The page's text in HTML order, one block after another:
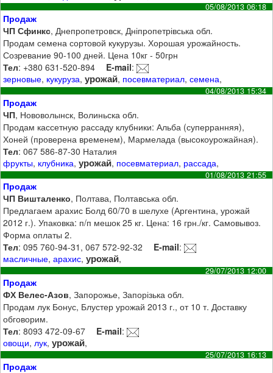
05/08/2013 06:18
Продаж
ЧП Сфинкс, Днепропетровск, Дніпропетрівська обл.
Продам семена сортовой кукурузы. Хорошая урожайность.
Созревание 90-100 дней. Цена 10кг - 50грн
Тел: +380 631-520-894 E-mail:
зерновые, кукуруза,урожай, посевматериал,семена,
04/08/2013 15:34
Продаж
ЧП, Нововолынск, Волиньска обл.
Продам кассетную рассаду клубники: Альба (суперранняя),
Хоней (проверена временем), Мармелада (высокоурожайная).
Тел: 067 586-87-30 Наталия
фрукты, клубника,урожай, посевматериал, рассада,
01/08/2013 21:55
Продаж
ЧП Вишталенко, Полтава, Полтавська обл.
Предлагаем арахис Болд 60/70 в шелухе (Аргентина, урожай
2012 г.). Упаковка: п/п мешок 25 кг. Цена: 16 грн./кг. Самовывоз.
Форма оплаты 2.
Тел: 095 760-94-31, 067 572-92-32 E-mail:
масличные,арахис,урожай,
29/07/2013 12:00
Продаж
ФХ Велес-Азов, Запорожье, Запорізька обл.
Продам лук Бонус, Блустер урожай 2013 г., от 10 т. Доставку
обговорим.
Тел: 8093 472-09-67 E-mail:
овощи,лук,урожай,
25/07/2013 16:13
Продаж